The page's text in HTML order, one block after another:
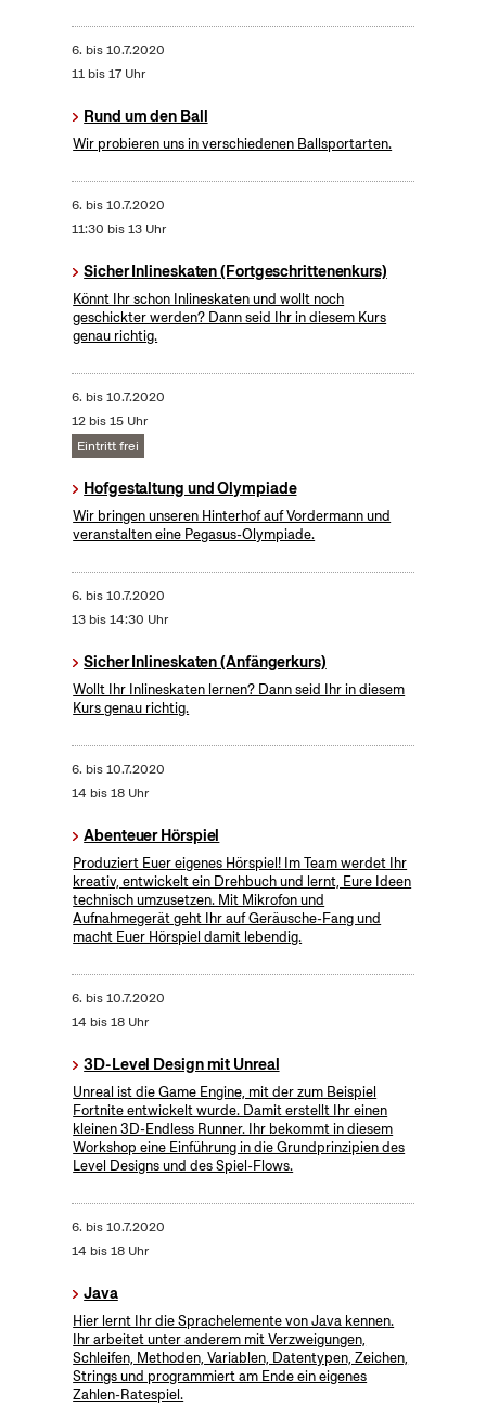
6. bis10.7.2020
11 bis 17 Uhr
Rund um den Ball
Wir probieren uns in verschiedenen Ballsportarten.
6. bis10.7.2020
11:30 bis 13 Uhr
Sicher Inlineskaten (Fortgeschrittenenkurs)
Könnt Ihr schon Inlineskaten und wollt noch
geschickter werden? Dann seid Ihr in diesem Kurs
genau richtig.
6. bis10.7.2020
12 bis 15 Uhr
Eintritt frei
Hofgestaltung und Olympiade
Wir bringen unseren Hinterhof auf Vordermann und
veranstalten eine Pegasus-Olympiade.
6. bis10.7.2020
13 bis 14:30 Uhr
Sicher Inlineskaten (Anfängerkurs)
Wollt Ihr Inlineskaten lernen? Dann seid Ihr in diesem
Kurs genau richtig.
6. bis10.7.2020
14 bis 18 Uhr
Abenteuer Hörspiel
Produziert Euer eigenes Hörspiel! Im Team werdet Ihr
kreativ, entwickelt ein Drehbuch und lernt, Eure Ideen
technisch umzusetzen. Mit Mikrofon und
Aufnahmegerät geht Ihr auf Geräusche-Fang und
macht Euer Hörspiel damit lebendig.
6. bis10.7.2020
14 bis 18 Uhr
3D-Level Design mit Unreal
Unreal ist die Game Engine, mit der zum Beispiel
Fortnite entwickelt wurde. Damit erstellt Ihr einen
kleinen 3D-Endless Runner. Ihr bekommt in diesem
Workshop eine Einführung in die Grundprinzipien des
Level Designs und des Spiel-Flows.
6. bis10.7.2020
14 bis 18 Uhr
Java
Hier lernt Ihr die Sprachelemente von Java kennen.
Ihr arbeitet unter anderem mit Verzweigungen,
Schleifen, Methoden, Variablen, Datentypen, Zeichen,
Strings und programmiert am Ende ein eigenes
Zahlen-Ratespiel.